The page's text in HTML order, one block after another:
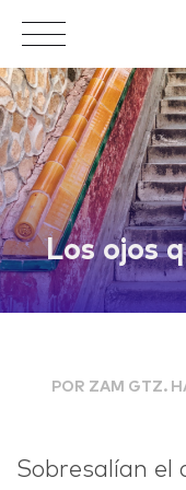
Los ojos
POR ZAM GTZ.
Sobresalían el
WORKS